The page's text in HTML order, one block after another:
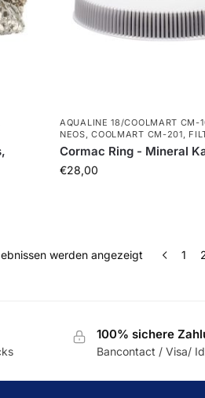
AQUALINE 18/COOLMART CM-
NEOS,COOLMART CM-201,
Cormac Ring - Mineral
€28,00
werden angezeigt 1
100% sichere
Bancontact / Visa/